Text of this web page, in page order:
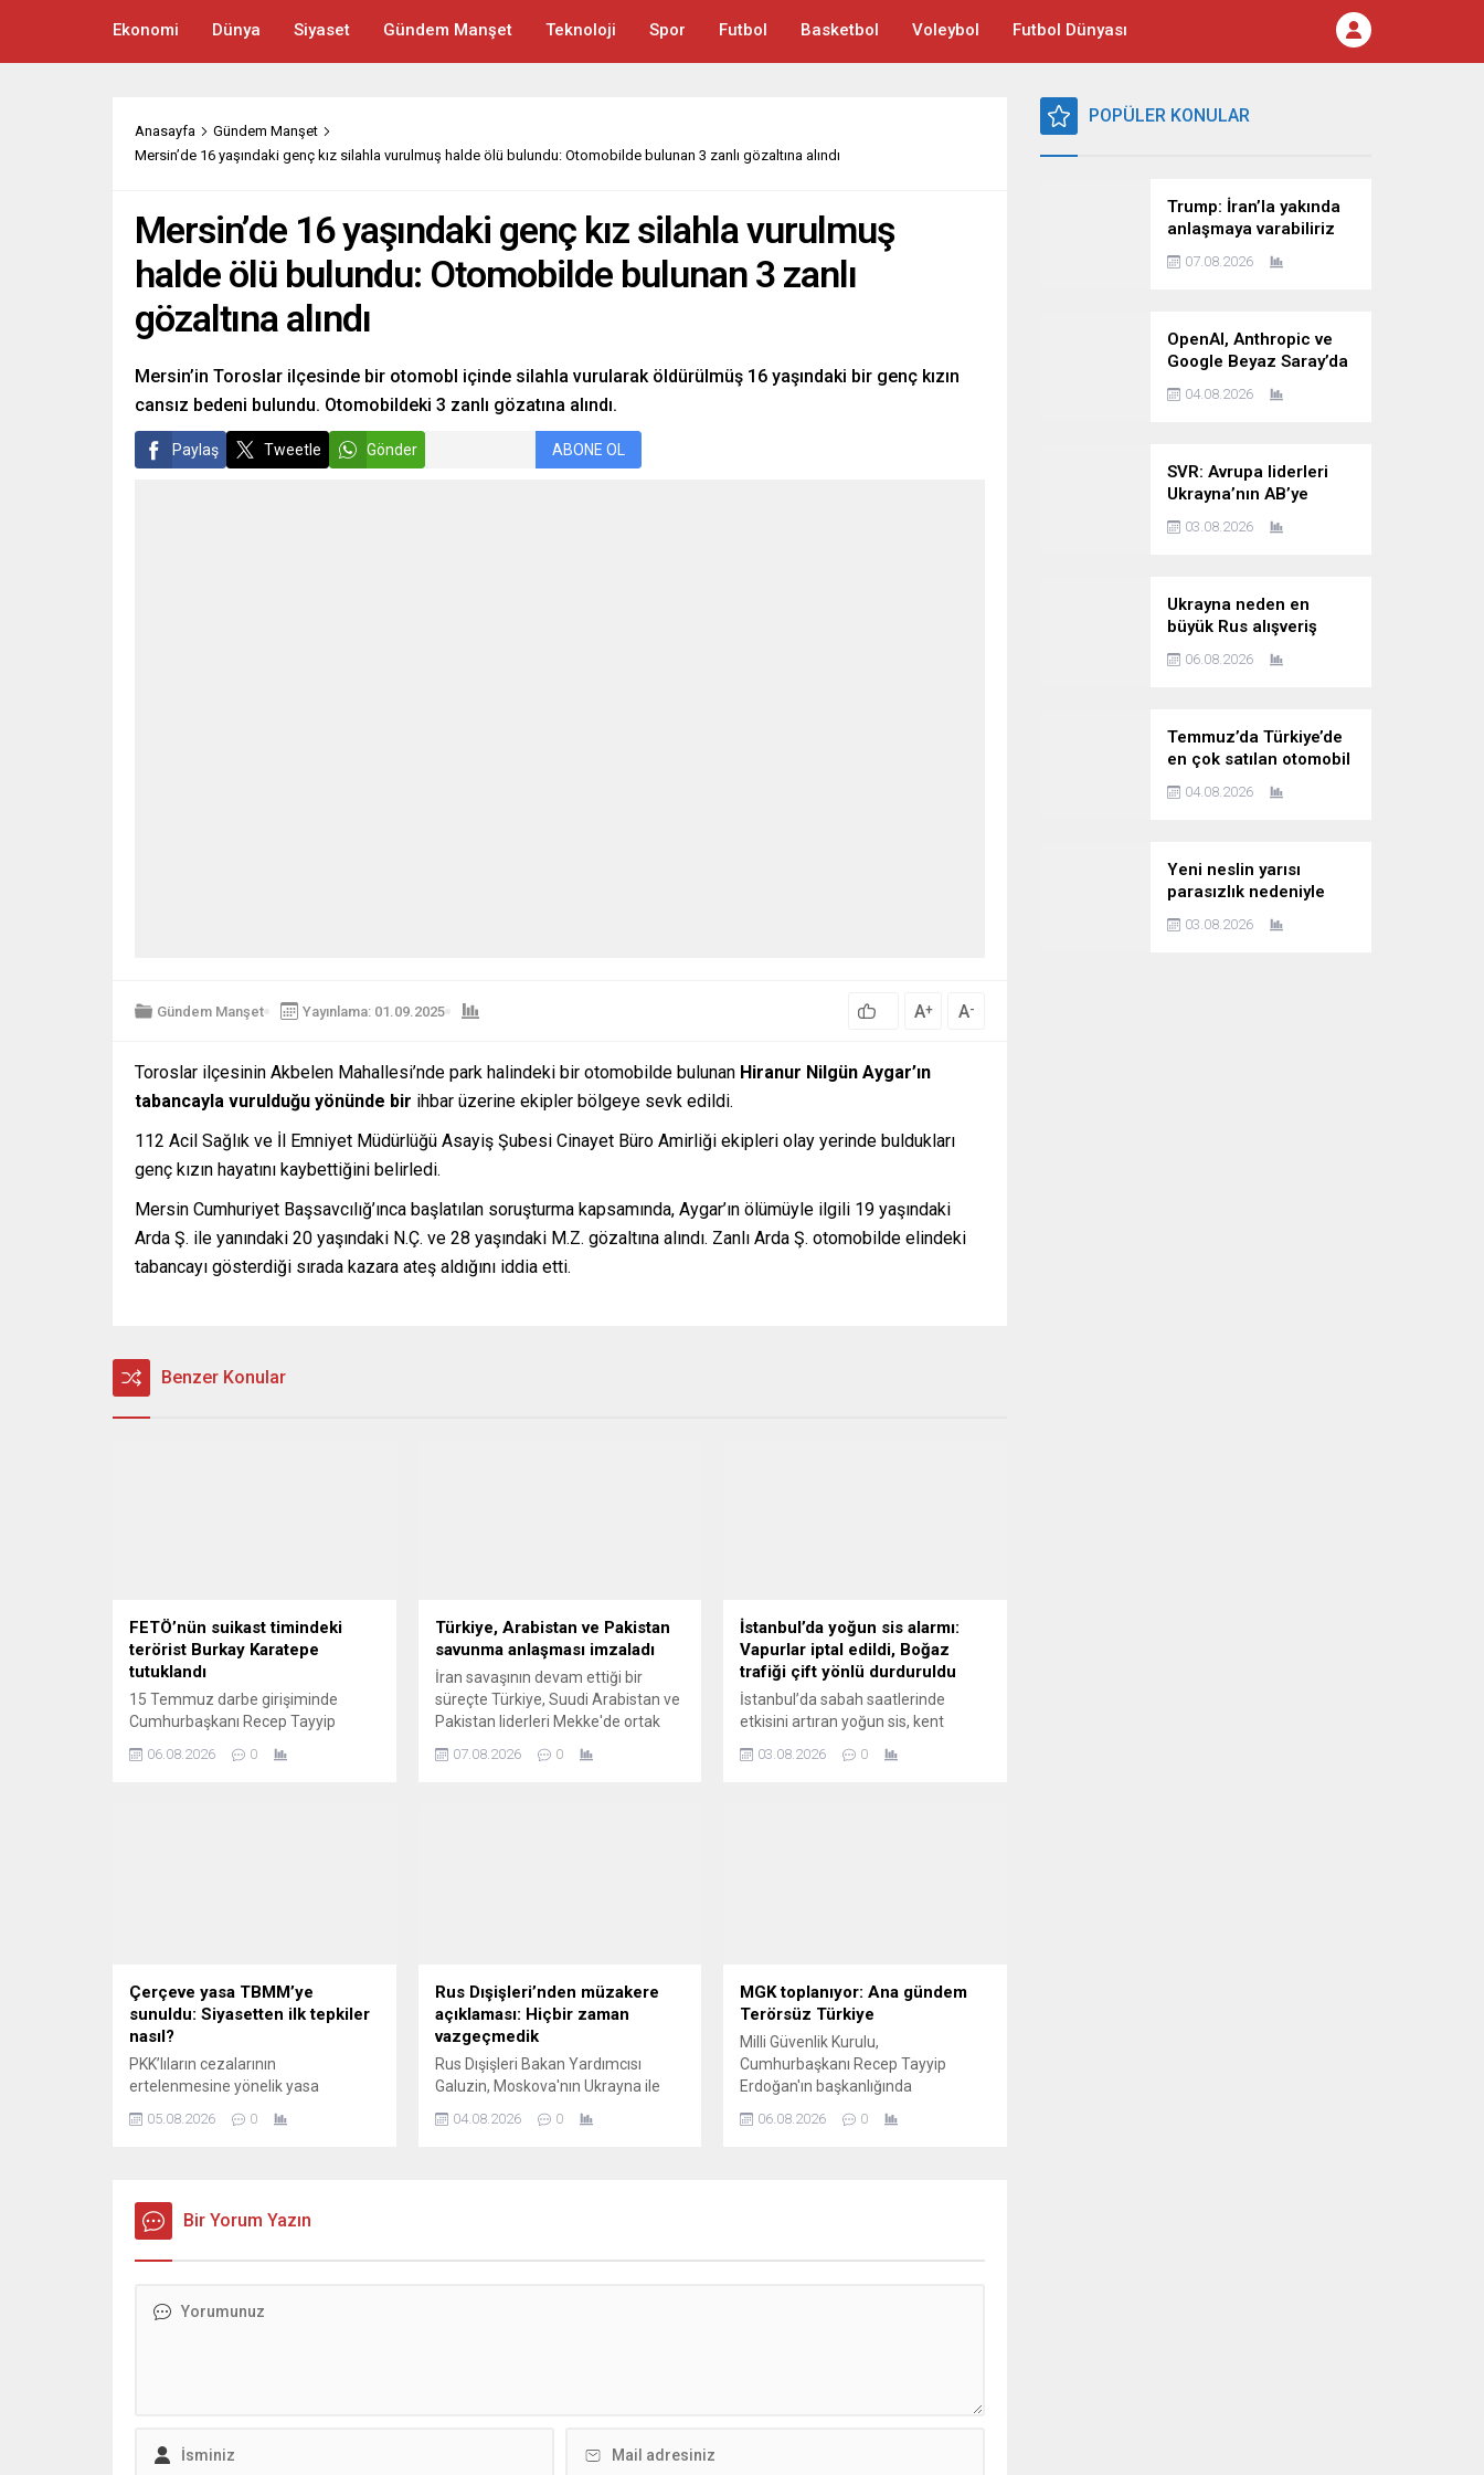
Ekonomi Dünya Siyaset Gündem Manşet Teknoloji Spor Futbol Basketbol Voleybol Futbol Dünyası
Anasayfa
Gündem Manşet
Mersin’de 16 yaşındaki genç kız silahla vurulmuş halde ölü bulundu: Otomobilde bulunan 3 zanlı gözaltına alındı
Mersin’de 16 yaşındaki genç kız silahla vurulmuş
halde ölü bulundu: Otomobilde bulunan 3 zanlı
gözaltına alındı
Mersin’in Toroslar ilçesinde bir otomobl içinde silahla vurularak öldürülmüş 16 yaşındaki bir genç kızın
cansız bedeni bulundu. Otomobildeki 3 zanlı gözatına alındı.
Paylaş Tweetle Gönder ABONE OL
Gündem Manşet Yayınlama: 01.09.2025 A+ A-
Toroslar ilçesinin Akbelen Mahallesi’nde park halindeki bir otomobilde bulunan Hiranur Nilgün Aygar’ın
tabancayla vurulduğu yönünde bir ihbar üzerine ekipler bölgeye sevk edildi.
112 Acil Sağlık ve İl Emniyet Müdürlüğü Asayiş Şubesi Cinayet Büro Amirliği ekipleri olay yerinde buldukları
genç kızın hayatını kaybettiğini belirledi.
Mersin Cumhuriyet Başsavcılığ’ınca başlatılan soruşturma kapsamında, Aygar’ın ölümüyle ilgili 19 yaşındaki
Arda Ş. ile yanındaki 20 yaşındaki N.Ç. ve 28 yaşındaki M.Z. gözaltına alındı. Zanlı Arda Ş. otomobilde elindeki
tabancayı gösterdiği sırada kazara ateş aldığını iddia etti.
Benzer Konular
FETÖ’nün suikast timindeki
terörist Burkay Karatepe
tutuklandı
15 Temmuz darbe girişiminde
Cumhurbaşkanı Recep Tayyip
Erdoğan'a yönelik Marmaris'te
gerçekleştirilen suikast
06.08.2026 0
Türkiye, Arabistan ve Pakistan
savunma anlaşması imzaladı
İran savaşının devam ettiği bir
süreçte Türkiye, Suudi Arabistan ve
Pakistan liderleri Mekke'de ortak
savunma anlaşmasına imza attı.
07.08.2026 0
İstanbul’da yoğun sis alarmı:
Vapurlar iptal edildi, Boğaz
trafiği çift yönlü durduruldu
İstanbul’da sabah saatlerinde
etkisini artıran yoğun sis, kent
genelinde hayatı olumsuz etkiledi.
Görüş mesafesinin yer yer birkaç
03.08.2026 0
Çerçeve yasa TBMM’ye
sunuldu: Siyasetten ilk tepkiler
nasıl?
PKK’lıların cezalarının
ertelenmesine yönelik yasa
teklifi imzalarken, Yeni Parti henüz
05.08.2026 0
Rus Dışişleri’nden müzakere
açıklaması: Hiçbir zaman
vazgeçmedik
Rus Dışişleri Bakan Yardımcısı
Galuzin, Moskova'nın Ukrayna ile
vazgeçmediğini ve yapıcı teklifleri
04.08.2026 0
MGK toplanıyor: Ana gündem
Terörsüz Türkiye
Milli Güvenlik Kurulu,
Cumhurbaşkanı Recep Tayyip
Erdoğan'ın başkanlığında
ana gündem maddesini Terörsüz
06.08.2026 0
Bir Yorum Yazın
POPÜLER KONULAR
Trump: İran’la yakında
anlaşmaya varabiliriz
07.08.2026
OpenAI, Anthropic ve
Google Beyaz Saray’da
yapay zekâ güvenliği
zirvesine katılacak
04.08.2026
SVR: Avrupa liderleri
Ukrayna’nın AB’ye
katılımını kesin bir dille
reddediyor
03.08.2026
Ukrayna neden en
büyük Rus alışveriş
sitesine saldırıyor?
06.08.2026
Temmuz’da Türkiye’de
en çok satılan otomobil
markaları
04.08.2026
Yeni neslin yarısı
parasızlık nedeniyle
çocuk planını erteliyor
03.08.2026